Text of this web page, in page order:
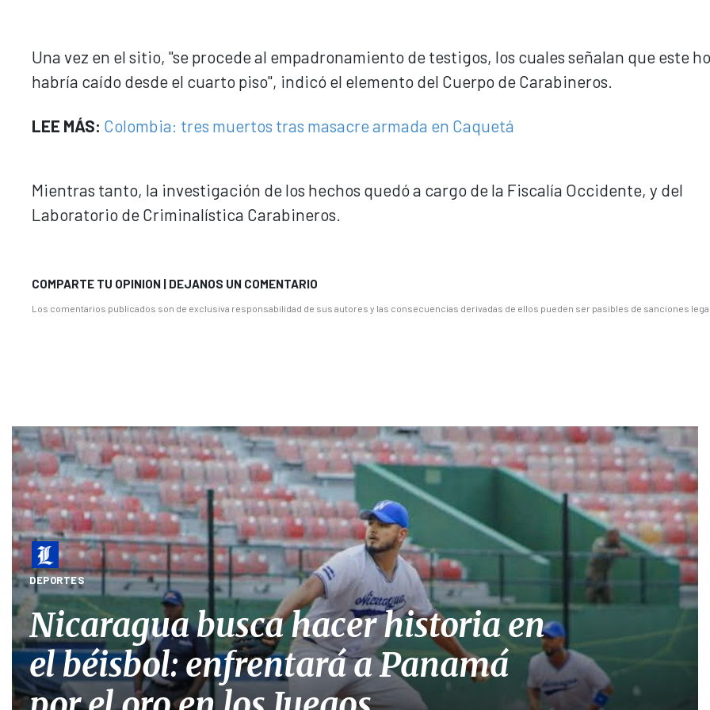
Una vez en el sitio, "se procede al empadronamiento de testigos, los cuales señalan que este
habría caído desde el cuarto piso", indicó el elemento del Cuerpo de Carabineros.
LEE MÁS: Colombia: tres muertos tras masacre armada en Caquetá
Mientras tanto, la investigación de los hechos quedó a cargo de la Fiscalía Occidente, y del
Laboratorio de Criminalística Carabineros.
COMPARTE TU OPINION | DEJANOS UN COMENTARIO
Los comentarios publicados son de exclusiva responsabilidad de sus autores y las consecuencias derivadas de ellos pueden ser pasibles de sanciones
DEPORTES
Nicaragua busca hacer historia en
el béisbol: enfrentará a Panamá